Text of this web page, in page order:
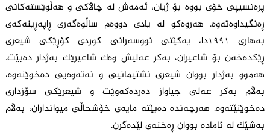
پرەنسیپی خۆی بووە بۆ ژیان، ئەمەش لە چاڵاکی و هەڵوێستەکانی
ڕەنگیداوەتەوە. هەروەکو لە یادی دووەم ساڵوەگەری ڕاپەڕینەکەی
بەهاری ١٩٩١دا، یەکێتی نووسەرانی کوردی کۆڕێکی شیعری
ڕێکدەخەن بۆ شاعیران، بەکر عەلیش وەک شاعیرێك بەژدار دەبێت.
هەموو بەژدار بووان شیعری نشتیمانیی و نەتەوەیی دەخوێنەوە،
بەڵام بەکر عەلی جیاواز دەردەکەوێت و شیعرێکی سۆزداری
دەخوێنێتەوە. هەرچەندە دەبێتە مایەی خۆشحاڵی میوانداران، بەڵام
بەشێک لە ئامادە بووان ڕەخنەی لێدەگرن.